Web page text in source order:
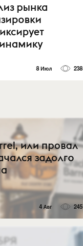
рынка
8 Июл 238
или провал
задолго
4 Авг 245